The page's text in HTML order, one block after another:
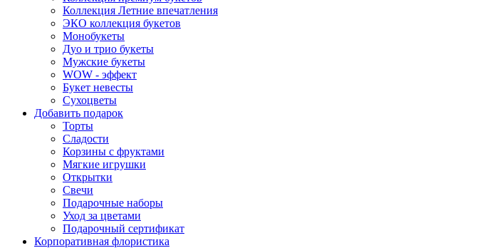
Коллекция Летние впечатления
ЭКО коллекция букетов
Монобукеты
Дуо и трио букеты
Мужские букеты
WOW - эффект
Букет невесты
Сухоцветы
Добавить подарок
Торты
Сладости
Корзины с фруктами
Мягкие игрушки
Открытки
Свечи
Подарочные наборы
Уход за цветами
Подарочный сертификат
Корпоративная флористика